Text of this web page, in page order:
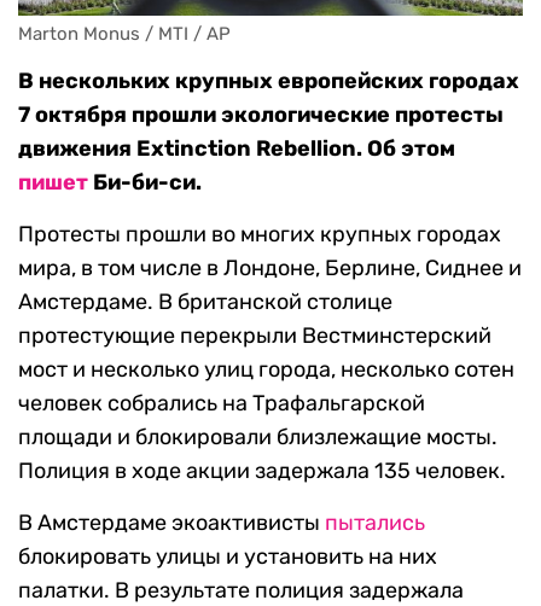
Marton Monus / MTI / AP
В нескольких крупных европейских городах
7 октября прошли экологические протесты
движения Extinction Rebellion. Об этом
пишет Би-би-си.
Протесты прошли во многих крупных городах
мира, в том числе в Лондоне, Берлине, Сиднее и
Амстердаме. В британской столице
протестующие перекрыли Вестминстерский
мост и несколько улиц города, несколько сотен
человек собрались на Трафальгарской
площади и блокировали близлежащие мосты.
Полиция в ходе акции задержала 135 человек.
В Амстердаме экоактивисты пытались
блокировать улицы и установить на них
палатки. В результате полиция задержала